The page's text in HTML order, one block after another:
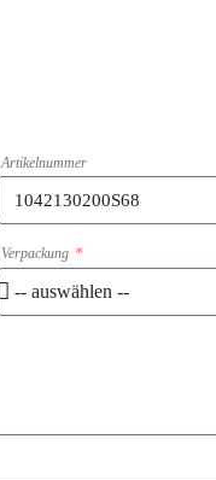
Artikelnummer
Verpackung